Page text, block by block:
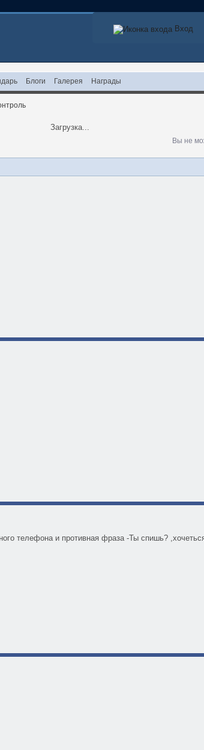
Вход
Блоги Галерея Награды
Загрузка...
Вы не
телефона и противная фраза -Ты спишь?